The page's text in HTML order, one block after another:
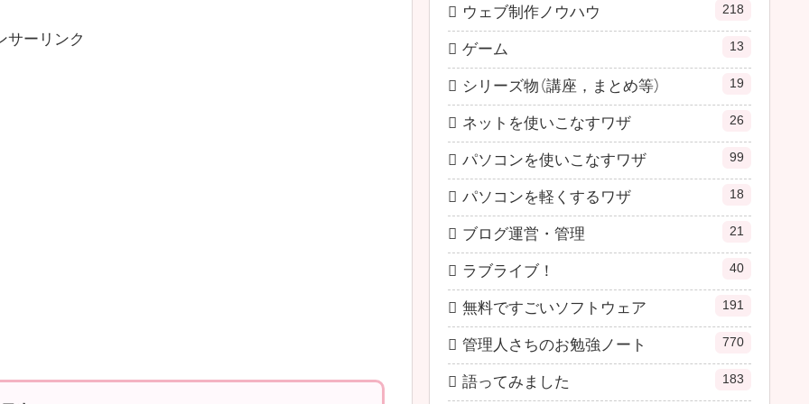
サーリンク
ウェブ制作ノウハウ 218
ゲーム 13
シリーズ物（講座，まとめ等） 19
ネットを使いこなすワザ 26
パソコンを使いこなすワザ 99
パソコンを軽くするワザ 18
ブログ運営・管理 21
ラブライブ！ 40
無料ですごいソフトウェア 191
管理人さちのお勉強ノート 770
語ってみました 183